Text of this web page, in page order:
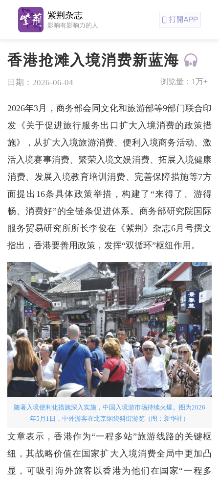
香港抢滩入境消费新蓝海
日期：2026-06-04 浏览量： 1万+
2026年3月，商务部会同文化和旅游部等9部门联合印
发《关于促进旅行服务出口扩大入境消费的政策措
施》，从扩大入境旅游消费、便利入境商务活动、激
活入境赛事消费、繁荣入境文娱消费、拓展入境健康
消费、发展入境教育培训消费、完善保障措施等7方
面提出16条具体政策举措，构建了“来得了、游得
畅、消费好”的全链条促进体系。商务部研究院国际
服务贸易研究所所长李俊在《紫荆》杂志6月号撰文
指出，香港要善用政策，发挥“双循环”枢纽作用。
随著入境便利化措施深入实施，中国入境游市场持续火爆。图为2026
年5月1日，中外游客在北京烟袋斜街游览（图：新华社）
文章表示，香港作为“一程多站”旅游线路的关键枢
纽，其战略价值在国家扩大入境消费全局中更加凸
显，可吸引海外旅客以香港为他们在国家“一程多
紫荆杂志
影响有影响力的人